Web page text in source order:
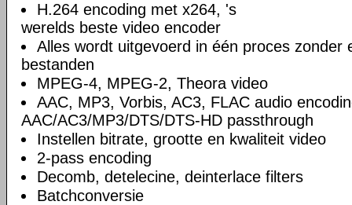
H.264 encoding met x264, 's
werelds beste video encoder
Alles wordt uitgevoerd in één proces zonder
bestanden
MPEG-4, MPEG-2, Theora video
AAC, MP3, Vorbis, AC3, FLAC audio
AAC/AC3/MP3/DTS/DTS-HD passthrough
Instellen bitrate, grootte en kwaliteit video
2-pass encoding
Decomb, detelecine, deinterlace filters
Batchconversie